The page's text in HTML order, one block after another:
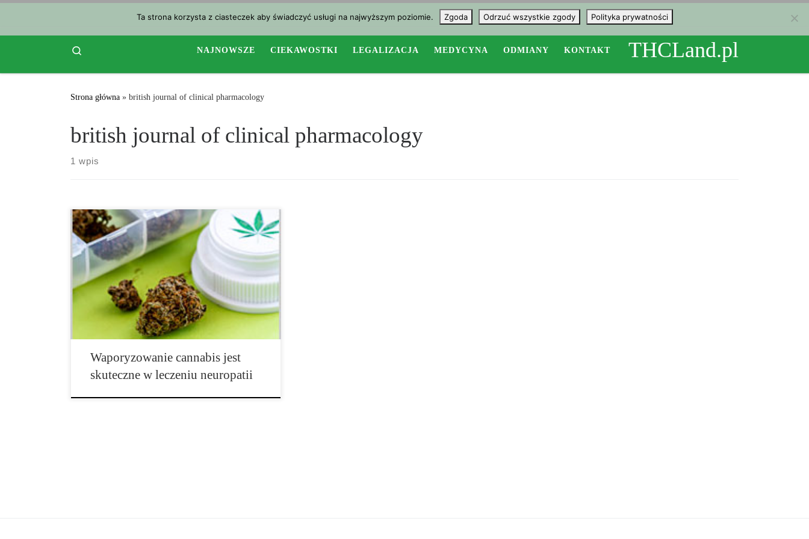
THCLand.pl
NAJNOWSZE CIEKAWOSTKI LEGALIZACJA MEDYCYNA ODMIANY KONTAKT
Strona główna » british journal of clinical pharmacology
british journal of clinical pharmacology
1 wpis
Jak wynika z kontrolowanych badań klinicznych,
wdychanie waporyzowanej marihuany zmniejsza ból
neuropatyczny u pacjentów z urazami rdzenia
kręgowego oraz schorzeń pokrewnych. Zespół z
Uniwersytetu Kalifornijskiego w San Diego, UC
Davis, oraz Sacramento VA Medical Center oceniali
wpływ waporyzowanej marihuany w […]
Waporyzowanie cannabis jest
skuteczne w leczeniu neuropatii
Ta strona korzysta z ciasteczek aby świadczyć usługi na najwyższym poziomie. Zgoda Odrzuć wszystkie zgody Polityka prywatności